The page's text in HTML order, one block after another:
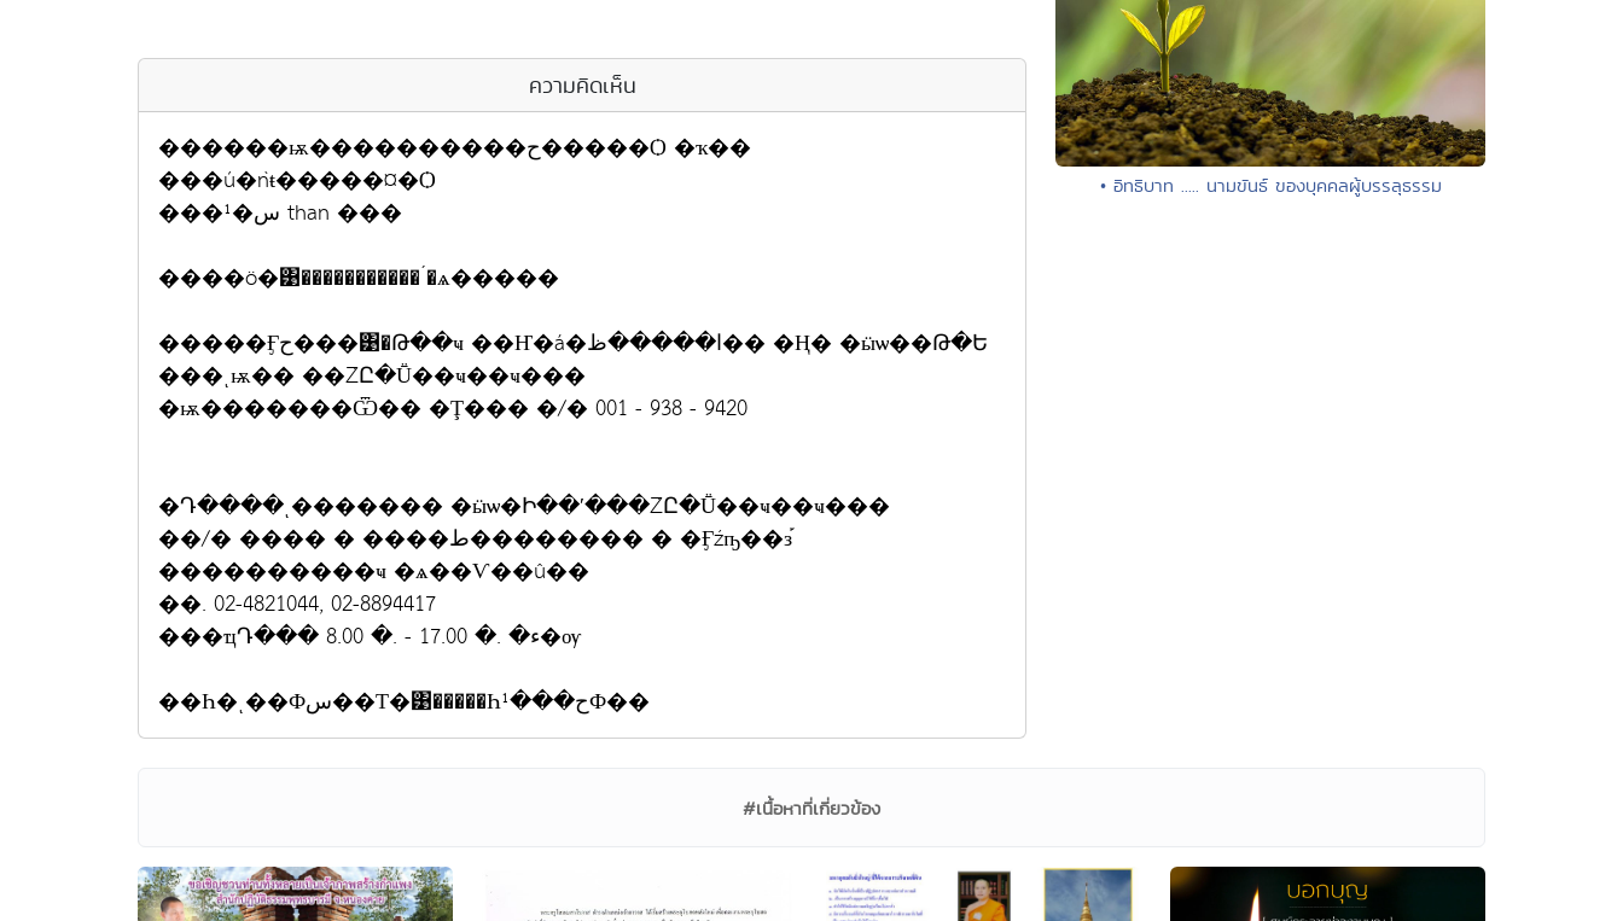
ความคิดเห็น
������ѭ����������ح�����Ѻ �ҡ��
���ú�ǹŧ�����¤�Ѻ
���¹�س than ���
����ö�͹�����������´�ѧ�����
�����Ӻح���͹�Թ��ҹ ��Ҥ�á�ا�����ظ�� �Ң� �ӹѡ��Թ�Ե
���ͺѭ�� ��ŹԸ�Ṻ��ҹ��ҹ���
�ѭ�������Ѿ�� �Ţ��� �/� 001 - 938 - 9420
�Դ����ͺ������� �ӹѡ�Ի��ʹ���ŹԸ�Ṻ��ҹ��ҹ���
��/� ���� � ����ط�������� � �Ӻźҧ��з֡
����������ҹ �ѧ��Ѵ��û��
��. 02-4821044, 02-8894417
���ҵԴ��� 8.00 �. - 17.00 �. �ء�ѹ
��Һ�ͺ��Фس��Т�͹�����Һح���¹Ф��
• อิทธิบาท ..... นามขันธ์ ของบุคคลผู้บรรลุธรรม
#เนื้อหาที่เกี่ยวข้อง